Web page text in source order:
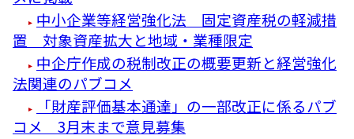
中小企業等経営強化法 固定資産税の軽減措
置 対象資産拡大と地域・業種限定
中企庁作成の税制改正の概要更新と経営強化
法関連のパブコメ
「財産評価基本通達」の一部改正に係るパブ
コメ 3月末まで意見募集